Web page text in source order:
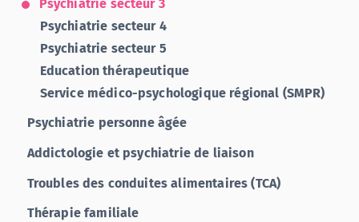
Psychiatrie secteur 3
Psychiatrie secteur 4
Psychiatrie secteur 5
Education thérapeutique
Service médico-psychologique régional (SMPR)
Psychiatrie personne âgée
Addictologie et psychiatrie de liaison
Troubles des conduites alimentaires (TCA)
Thérapie familiale